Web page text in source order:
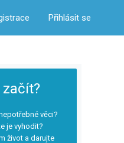
Přihlásit se
věci?
je vyhodit?
život a darujte